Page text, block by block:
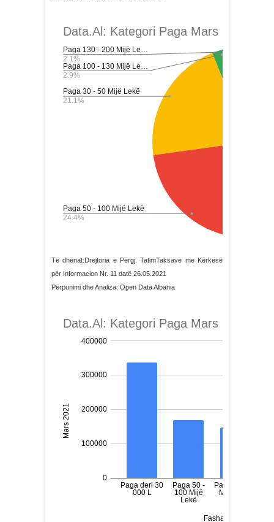
Të dhënat:Drejtoria e Përgj. TatimTaksave me Kërkesë
për Informacion Nr. 11 datë 26.05.2021
Përpunimi dhe Analiza: Open Data Albania